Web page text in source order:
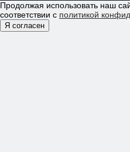
Продолжая использовать наш
соответствии с политикой
Я согласен